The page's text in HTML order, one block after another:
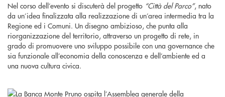
Nel corso dell’evento si discuterà del progetto “Città del Parco”, nato
da un’idea finalizzata alla realizzazione di un’area intermedia tra la
Regione ed i Comuni. Un disegno ambizioso, che punta alla
riorganizzazione del territorio, attraverso un progetto di rete, in
grado di promuovere uno sviluppo possibile con una governance che
sia funzionale all’economia della conoscenza e dell’ambiente ed a
una nuova cultura civica.